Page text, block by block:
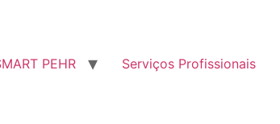
PEHR Serviços Profissionais